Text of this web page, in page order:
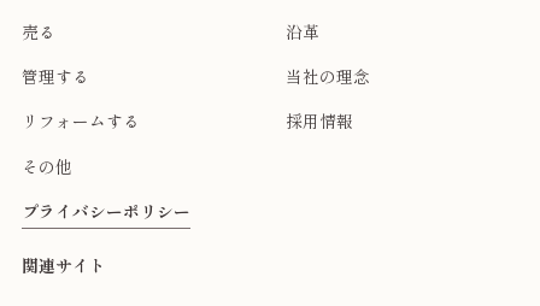
売る
管理する
リフォームする
その他
沿革
当社の理念
採用情報
プライバシーポリシー
関連サイト